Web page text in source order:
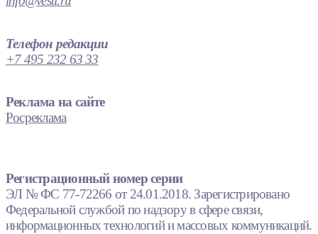
Телефон редакции
+7 495 232 63 33
Реклама на сайте
Росреклама
Регистрационный номер серии
ЭЛ № ФС 77-72266 от 24.01.2018. Зарегистрировано
Федеральной службой по надзору в сфере связи,
информационных технологий и массовых коммуникаций.